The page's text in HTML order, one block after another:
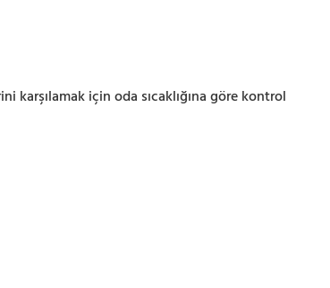
karşılamak için oda sıcaklığına göre kontrol